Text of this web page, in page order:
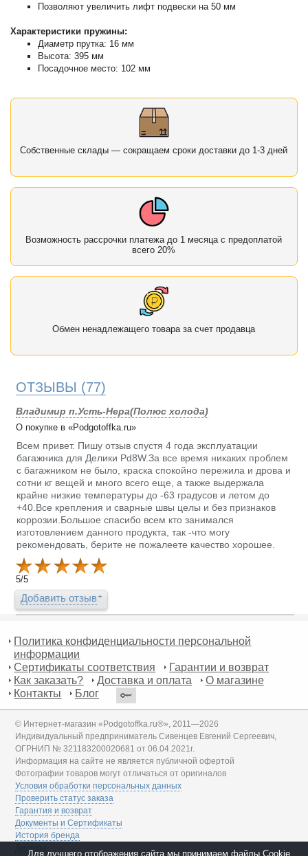
Позволяют увеличить лифт подвески на 50 мм
Характеристики пружины:
Диаметр прутка: 16 мм
Высота: 395 мм
Посадочное место: 102 мм
Собственные склады — сокращаем сроки доставки до 1-3 дней
Возможность рассрочки платежа до 1 месяца с предоплатой
всего 20%
Обмен ненадлежащего товара за счет продавца
ОТЗЫВЫ (77)
Владимир п.Усть-Нера(Полюс холода)
О покупке в «Podgotoffka.ru»
Всем привет. Пишу отзыв спустя 4 года эксплуатации
багажника для Делики Pd8W.За все время никаких проблем
с багажником не было, краска спокойно пережила и дрова и
сотни кг вещей и много всего еще, а также выдержала
крайне низкие температуры до -63 градусов и летом до
+40.Все крепления и сварные швы целы и без признаков
коррозии.Большое спасибо всем кто занимался
изготовлением данного продукта, так -что могу
рекомендовать, берите не пожалеете качество хорошее.
5/5
Добавить отзыв
Политика конфиденциальности персональной
информации
Сертификаты соответствия
Гарантии и возврат
Как заказать?
Доставка и оплата
О магазине
Контакты
Блог
© Интернет-магазин «Podgotoffka.ru®», 2011—2026
Индивидуальный предприниматель Сивенцев Евгений Сергеевич,
ОГРНИП № 321183200020681 от 06.04.2021г.
Информация на сайте не является публичной офертой
Фотографии товаров могут отличаться от оригиналов
Условия обработки персональных данных
Проверить статус заказа
Гарантия и возврат
Документы и Сертификаты
История бренда
Дилеры
Для лучшего отображения сайта мы принимаем файлы Cookie.